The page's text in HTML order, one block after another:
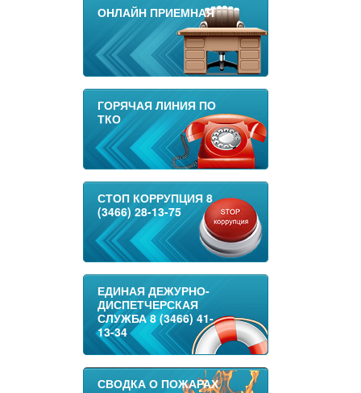
ОНЛАЙН ПРИЕМНАЯ
ГОРЯЧАЯ ЛИНИЯ ПО
ТКО
СТОП КОРРУПЦИЯ 8
(3466) 28-13-75
ЕДИНАЯ ДЕЖУРНО-
ДИСПЕТЧЕРСКАЯ
СЛУЖБА 8 (3466) 41-
13-34
СВОДКА О ПОЖАРАХ